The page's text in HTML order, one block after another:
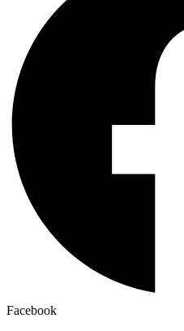
Facebook